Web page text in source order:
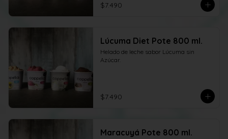
$7.490
Lúcuma Diet Pote 800 ml.
Helado de leche sabor Lúcuma sin
Azúcar.
$7.490
Maracuyá Pote 800 ml.